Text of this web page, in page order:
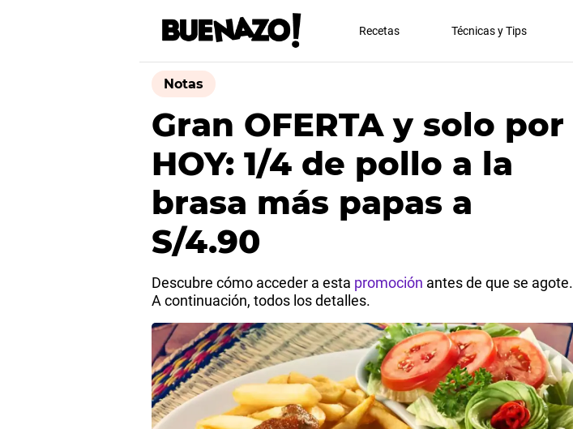
Recetas Técnicas y Tips
Notas
Gran OFERTA y solo por
HOY: 1/4 de pollo a la
brasa más papas a
S/4.90
Descubre cómo acceder a esta promoción antes de que se agote.
A continuación, todos los detalles.